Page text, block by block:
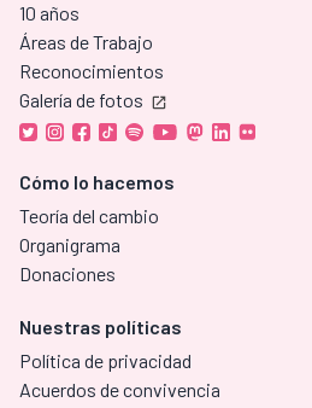
10 años
Áreas de Trabajo
Reconocimientos
Galería de fotos
Cómo lo hacemos
Teoría del cambio
Organigrama
Donaciones
Nuestras políticas
Política de privacidad
Acuerdos de convivencia